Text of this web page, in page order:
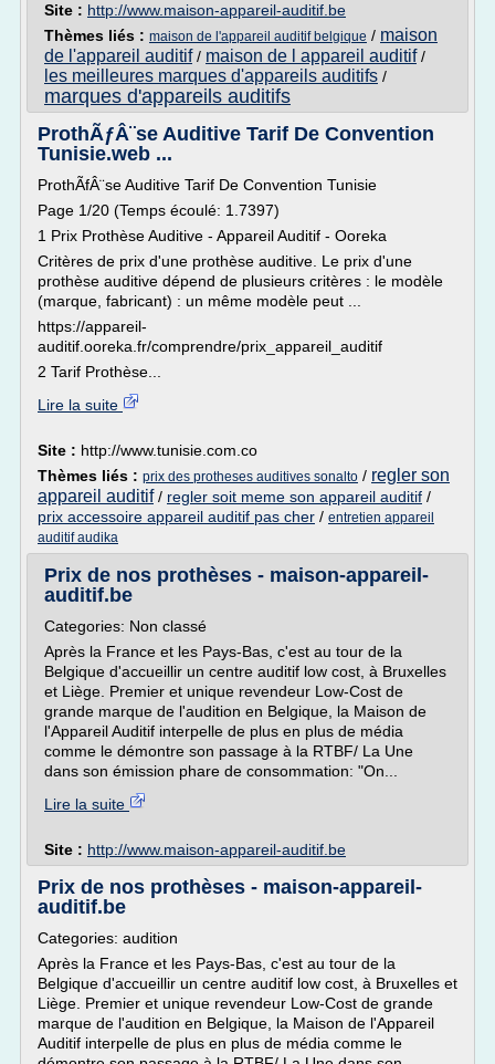
Site : http://www.maison-appareil-auditif.be
Thèmes liés : maison de l'appareil auditif belgique / maison
de l'appareil auditif/ maison de l appareil auditif/
les meilleures marques d'appareils auditifs /
marques d'appareils auditifs
ProthÃƒÂ¨se Auditive Tarif De Convention
Tunisie.web ...
ProthÃfÂ¨se Auditive Tarif De Convention Tunisie
Page 1/20 (Temps écoulé: 1.7397)
1 Prix Prothèse Auditive - Appareil Auditif - Ooreka
Critères de prix d'une prothèse auditive. Le prix d'une
prothèse auditive dépend de plusieurs critères : le modèle
(marque, fabricant) : un même modèle peut ...
https://appareil-
auditif.ooreka.fr/comprendre/prix_appareil_auditif
2 Tarif Prothèse...
Lire la suite
Site : http://www.tunisie.com.co
Thèmes liés : prix des protheses auditives sonalto / regler son
appareil auditif/ regler soit meme son appareil auditif /
prix accessoire appareil auditif pas cher / entretien appareil
auditif audika
Prix de nos prothèses - maison-appareil-
auditif.be
Categories: Non classé
Après la France et les Pays-Bas, c'est au tour de la
Belgique d'accueillir un centre auditif low cost, à Bruxelles
et Liège. Premier et unique revendeur Low-Cost de
grande marque de l'audition en Belgique, la Maison de
l'Appareil Auditif interpelle de plus en plus de média
comme le démontre son passage à la RTBF/ La Une
dans son émission phare de consommation: "On...
Lire la suite
Site : http://www.maison-appareil-auditif.be
Prix de nos prothèses - maison-appareil-
auditif.be
Categories: audition
Après la France et les Pays-Bas, c'est au tour de la
Belgique d'accueillir un centre auditif low cost, à Bruxelles et
Liège. Premier et unique revendeur Low-Cost de grande
marque de l'audition en Belgique, la Maison de l'Appareil
Auditif interpelle de plus en plus de média comme le